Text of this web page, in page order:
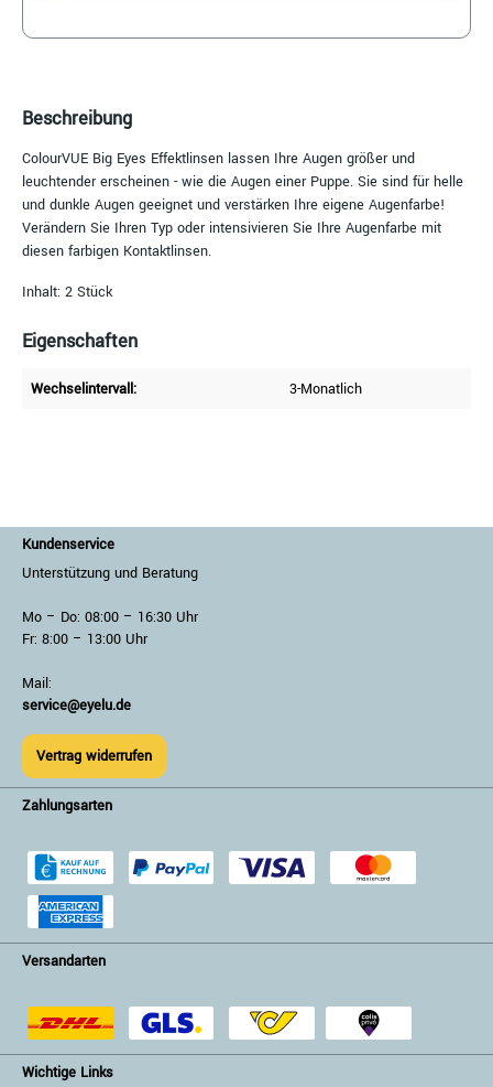
Beschreibung
ColourVUE Big Eyes Effektlinsen lassen Ihre Augen größer und
leuchtender erscheinen - wie die Augen einer Puppe. Sie sind für helle
und dunkle Augen geeignet und verstärken Ihre eigene Augenfarbe!
Verändern Sie Ihren Typ oder intensivieren Sie Ihre Augenfarbe mit
diesen farbigen Kontaktlinsen.
Inhalt: 2 Stück
Eigenschaften
Wechselintervall: 3-Monatlich
Kundenservice
Unterstützung und Beratung
Mo – Do: 08:00 – 16:30 Uhr
Fr: 8:00 – 13:00 Uhr
Mail:
service@eyelu.de
Vertrag widerrufen
Zahlungsarten
Versandarten
Wichtige Links